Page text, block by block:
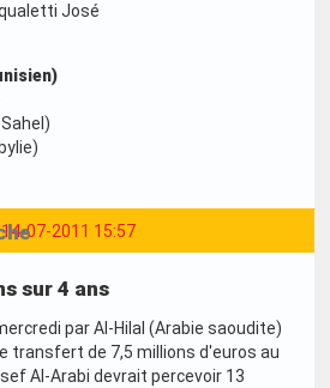
José
14-07-2011 15:57
sur 4 ans
par Al-Hilal (Arabie saoudite)
transfert de 7,5 millions d'euros au
Al-Arabi devrait percevoir 13